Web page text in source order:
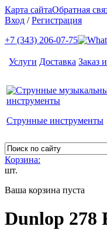
Карта сайтаОбратная
Вход /Регистрация
+7 (343) 206-07-75
Услуги Доставка Заказ
Струнные инструменты
Корзина:
шт.
Ваша корзина пуста
Dunlop 278